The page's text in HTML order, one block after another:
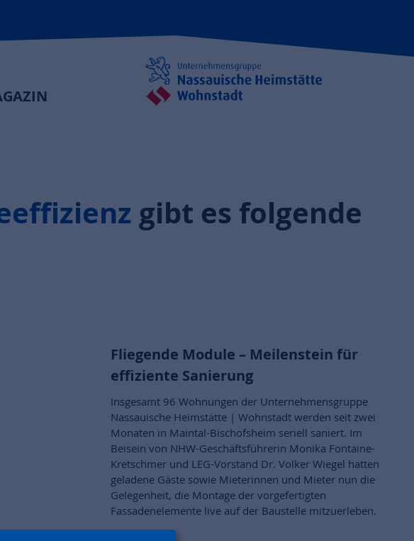
gibt es folgende
Fliegende Module – Meilenstein für
effiziente Sanierung
Insgesamt 96 Wohnungen der Unternehmensgruppe
Nassauische Heimstätte | Wohnstadt werden seit zwei
Monaten in Maintal-Bischofsheim seriell saniert. Im
Beisein von NHW-Geschäftsführerin Monika Fontaine-
Kretschmer und LEG-Vorstand Dr. Volker Wiegel hatten
geladene Gäste sowie Mieterinnen und Mieter nun die
Gelegenheit, die Montage der vorgefertigten
Fassadenelemente live auf der Baustelle mitzuerleben.